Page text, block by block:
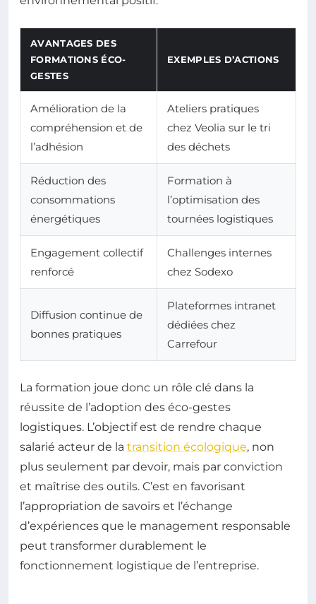
AVANTAGES DES
FORMATIONS ÉCO-
GESTES
EXEMPLES D’ACTIONS
Amélioration de la
compréhension et de
l’adhésion
Ateliers pratiques
chez Veolia sur le tri
des déchets
Réduction des
consommations
énergétiques
Formation à
l’optimisation des
tournées logistiques
Engagement collectif
renforcé
Challenges internes
chez Sodexo
Diffusion continue de
bonnes pratiques
Plateformes intranet
dédiées chez
Carrefour
La formation joue donc un rôle clé dans la
réussite de l’adoption des éco-gestes
logistiques. L’objectif est de rendre chaque
salarié acteur de la transition écologique, non
plus seulement par devoir, mais par conviction
et maîtrise des outils. C’est en favorisant
l’appropriation de savoirs et l’échange
d’expériences que le management responsable
peut transformer durablement le
fonctionnement logistique de l’entreprise.